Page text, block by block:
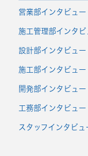
営業部インタビュー
施工管理部インタビ
設計部インタビュー
施工部インタビュー
開発部インタビュー
工務部インタビュー
スタッフインタビュ